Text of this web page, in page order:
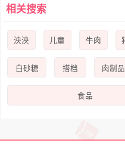
相关搜索
泱泱 儿童 牛肉
白砂糖 搭档 肉制品
食品